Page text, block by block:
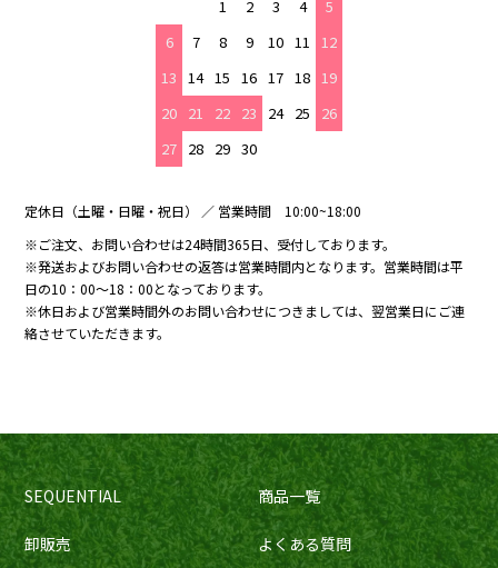
1
2 3 4
5
6
7 8 9 10 11 12
13 14 15 16 17 18 19
20 21 22 23 24 25
26
27 28 29 30
定休日（土曜・日曜・祝日） ／ 営業時間 10:00~18:00
※ご注文、お問い合わせは24時間365日、受付しております。
※発送およびお問い合わせの返答は営業時間内となります。営業時間は平
日の10：00～18：00となっております。
※休日および営業時間外のお問い合わせにつきましては、翌営業日にご連
絡させていただきます。
SEQUENTIAL 商品一覧
卸販売 よくある質問